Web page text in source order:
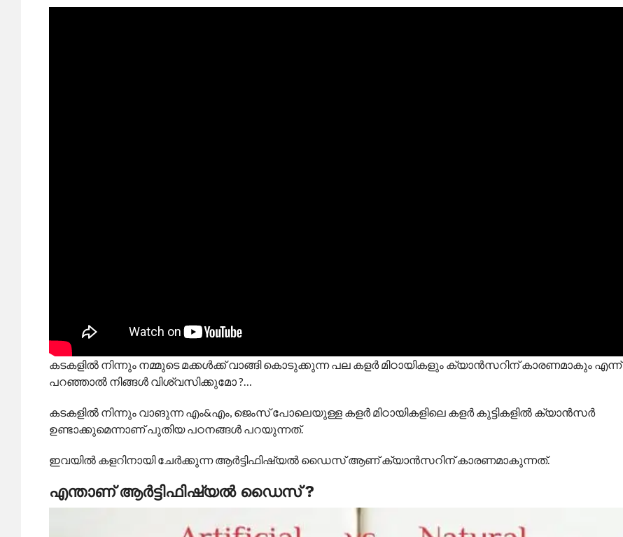
കടകളില്‍ നിന്നും നമ്മുടെ മക്കള്‍ക്ക് വാങ്ങി കൊടുക്കുന്ന പല കളര്‍ മിഠായികളും ക്യാന്‍സറിന് കാരണമാകും എന്ന്
പറഞ്ഞാല്‍ നിങ്ങള്‍ വിശ്വസിക്കുമോ ?…
കടകളില്‍ നിന്നും വാങുന്ന എം&എം, ജെംസ് പോലെയുള്ള കളര്‍ മിഠായികളിലെ കളര്‍ കുട്ടികളില്‍ ക്യാന്‍സര്‍
ഉണ്ടാക്കുമെന്നാണ് പുതിയ പഠനങ്ങള്‍ പറയുന്നത്.
ഇവയില്‍ കളറിനായി ചേര്‍ക്കുന്ന ആര്‍ട്ടിഫിഷ്യല്‍ ഡൈസ് ആണ് ക്യാന്‍സറിന് കാരണമാകുന്നത്.
എന്താണ് ആര്‍ട്ടിഫിഷ്യല്‍ ഡൈസ് ?